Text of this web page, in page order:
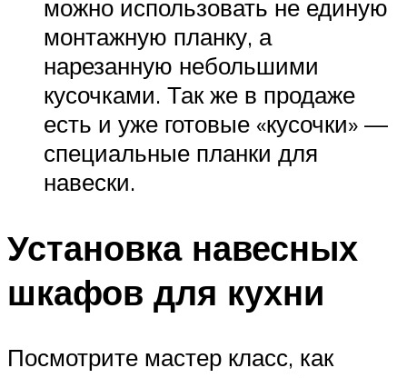
можно использовать не единую
монтажную планку, а
нарезанную небольшими
кусочками. Так же в продаже
есть и уже готовые «кусочки» —
специальные планки для
навески.
Установка навесных
шкафов для кухни
Посмотрите мастер класс, как